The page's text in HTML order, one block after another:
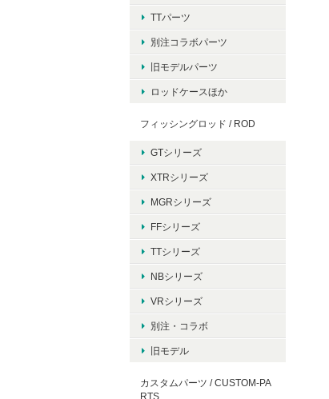
TTパーツ
別注コラボパーツ
旧モデルパーツ
ロッドケースほか
フィッシングロッド / ROD
GTシリーズ
XTRシリーズ
MGRシリーズ
FFシリーズ
TTシリーズ
NBシリーズ
VRシリーズ
別注・コラボ
旧モデル
カスタムパーツ / CUSTOM-PA
RTS